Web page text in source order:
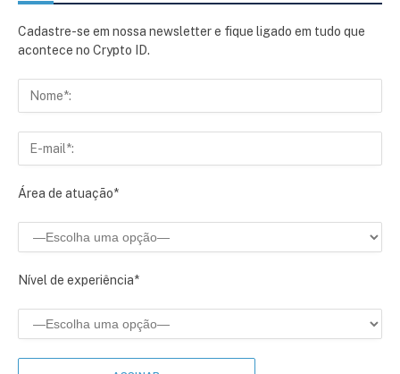
Cadastre-se em nossa newsletter e fique ligado em tudo que
acontece no Crypto ID.
Área de atuação*
Nível de experiência*